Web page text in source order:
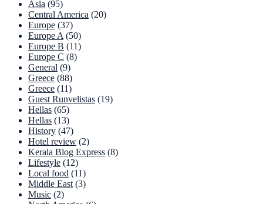
Asia (95)
Central America (20)
Europe (37)
Europe A (50)
Europe B (11)
Europe C (8)
General (9)
Greece (88)
Greece (11)
Guest Runvelistas (19)
Hellas (65)
Hellas (13)
History (47)
Hotel review (2)
Kerala Blog Express (8)
Lifestyle (12)
Local food (11)
Middle East (3)
Music (2)